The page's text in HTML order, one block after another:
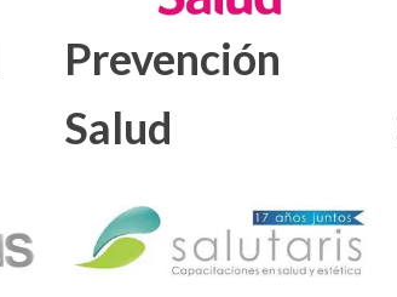
Prevención
Salud